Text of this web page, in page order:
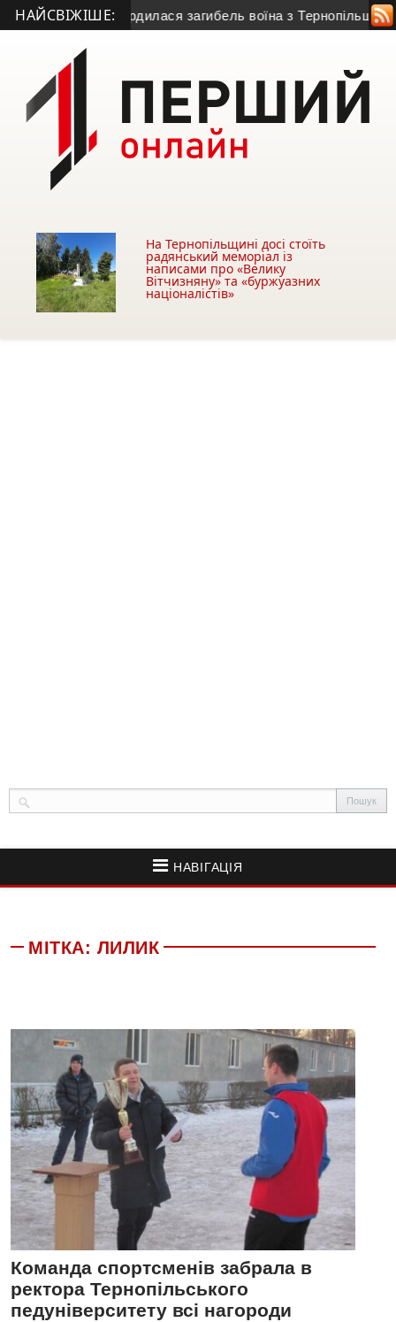
НАЙСВІЖІШЕ:підтвердилася загибель воїна з Тернопільщини •
На Тернопільщині досі стоїть
радянський меморіал із
написами про «Велику
Вітчизняну» та «буржуазних
націоналістів»
НАВІГАЦІЯ
МІТКА: ЛИЛИК
Команда спортсменів забрала в
ректора Тернопільського
педуніверситету всі нагороди